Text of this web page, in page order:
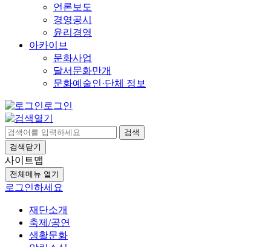
언론보도
경영공시
윤리경영
아카이브
문화사업
달서문화만개
문화예술인·단체 정보
로그인
검색
검색닫기
사이트맵
전체메뉴 열기
로그인하세요
재단소개
축제/공연
생활문화